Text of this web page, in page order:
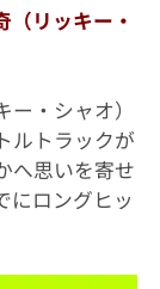
リッキー・
・シャオ）
ルトラックが
へ思いを寄せ
にロングヒッ